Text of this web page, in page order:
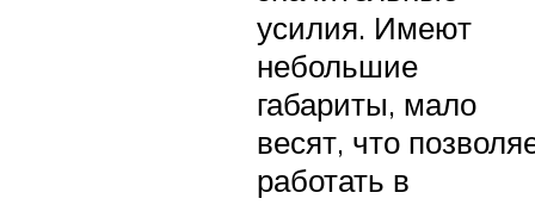
усилия. Имеют
небольшие
габариты, мало
весят, что
работать в